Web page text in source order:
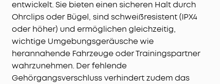
entwickelt. Sie bieten einen sicheren Halt durch
Ohrclips oder Bügel, sind schweißresistent (IPX4
oder höher) und ermöglichen gleichzeitig,
wichtige Umgebungsgeräusche wie
herannahende Fahrzeuge oder Trainingspartner
wahrzunehmen. Der fehlende
Gehörgangsverschluss verhindert zudem das